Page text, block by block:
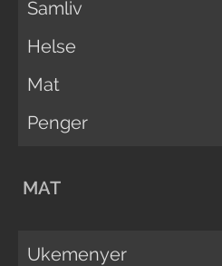
Samliv
Helse
Mat
Penger
MAT
Ukemenyer